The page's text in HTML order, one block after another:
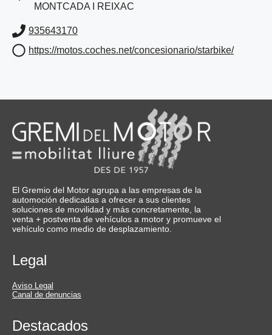
MONTCADA I REIXAC
935643170
https://motos.coches.net/concesionario/starbike/
El Gremio del Motor agrupa a las empresas de la
automoción dedicadas a ofrecer a sus clientes
soluciones de movilidad y más concretamente, la
venta + postventa de vehículos a motor y promueve el
vehículo como medio de desplazamiento.
Legal
Aviso Legal
Canal de denuncias
Destacados